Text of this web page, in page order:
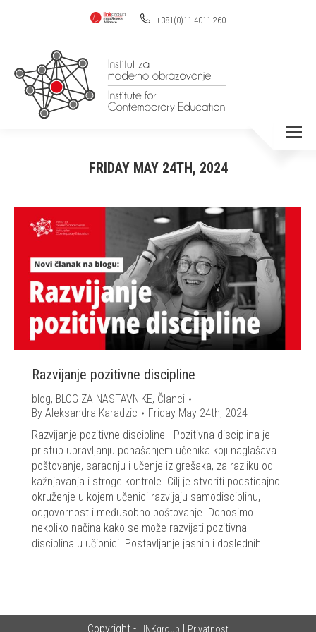
+381(0)11 4011 260
FRIDAY MAY 24TH, 2024
Razvijanje pozitivne discipline
blog, BLOG ZA NASTAVNIKE, Članci
By Aleksandra Karadzic
Friday May 24th, 2024
Razvijanje pozitivne discipline Pozitivna disciplina je
pristup upravljanju ponašanjem učenika koji naglašava
poštovanje, saradnju i učenje iz grešaka, za razliku od
kažnjavanja i stroge kontrole. Cilj je stvoriti podsticajno
okruženje u kojem učenici razvijaju samodisciplinu,
odgovornost i međusobno poštovanje. Donosimo
nekoliko načina kako se može razvijati pozitivna
disciplina u učionici. Postavljanje jasnih i doslednih…
Copyright - LINKgroup | Privatnost